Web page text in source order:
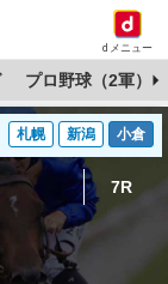
dメニュー
プロ野球（2軍）
札幌 新潟 小倉
7R